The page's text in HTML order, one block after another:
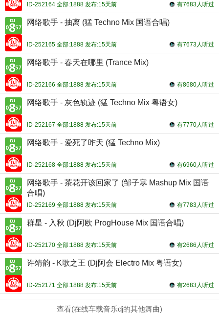
有7683人听过
ID-252164 全部:1888 发布:15天前
网络歌手 - 抽离 (猛 Techno Mix 国语合唱)
有7673人听过
ID-252165 全部:1888 发布:15天前
网络歌手 - 春天在哪里 (Trance Mix)
有8680人听过
ID-252166 全部:1888 发布:15天前
网络歌手 - 灰色轨迹 (猛 Techno Mix 粤语女)
有7770人听过
ID-252167 全部:1888 发布:15天前
网络歌手 - 爱死了昨天 (猛 Techno Mix)
有6960人听过
ID-252168 全部:1888 发布:15天前
网络歌手 - 茶花开该回家了 (邹子寒 Mashup Mix 国语
合唱)
有7783人听过
ID-252169 全部:1888 发布:15天前
群星 - 入秋 (Dj阿欧 ProgHouse Mix 国语合唱)
有2686人听过
ID-252170 全部:1888 发布:15天前
许靖韵 - K歌之王 (Dj阿会 Electro Mix 粤语女)
有2683人听过
ID-252171 全部:1888 发布:15天前
查看(在线车载音乐dj的其他舞曲)